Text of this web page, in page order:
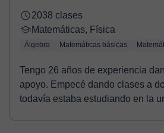
2038 clases
Matemáticas, Física
Álgebra Matemáticas básicas
Tengo 26 años de experiencia
apoyo. Empecé dando clases a
todavía estaba estudiando en la